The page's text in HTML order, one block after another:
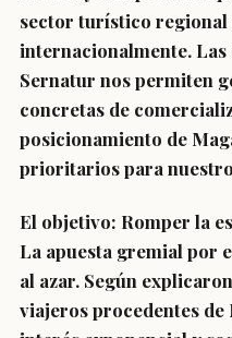
sector turístico
internacionalmente. Las
Sernatur nos permiten
concretas de
posicionamiento de
prioritarios para
El objetivo: Romper la
La apuesta gremial por
al azar. Según
viajeros procedentes